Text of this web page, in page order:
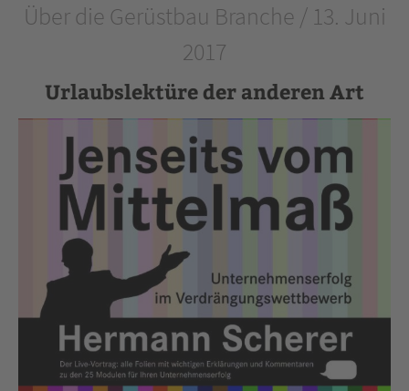
Über die Gerüstbau Branche / 13. Juni
2017
Urlaubslektüre der anderen Art